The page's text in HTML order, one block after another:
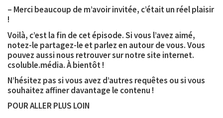
– Merci beaucoup de m’avoir invitée, c’était un réel plaisir
!
Voilà, c’est la fin de cet épisode. Si vous l’avez aimé,
notez-le partagez-le et parlez en autour de vous. Vous
pouvez aussi nous retrouver sur notre site internet.
csoluble.média. À bientôt !
N’hésitez pas si vous avez d’autres requêtes ou si vous
souhaitez affiner davantage le contenu !
POUR ALLER PLUS LOIN